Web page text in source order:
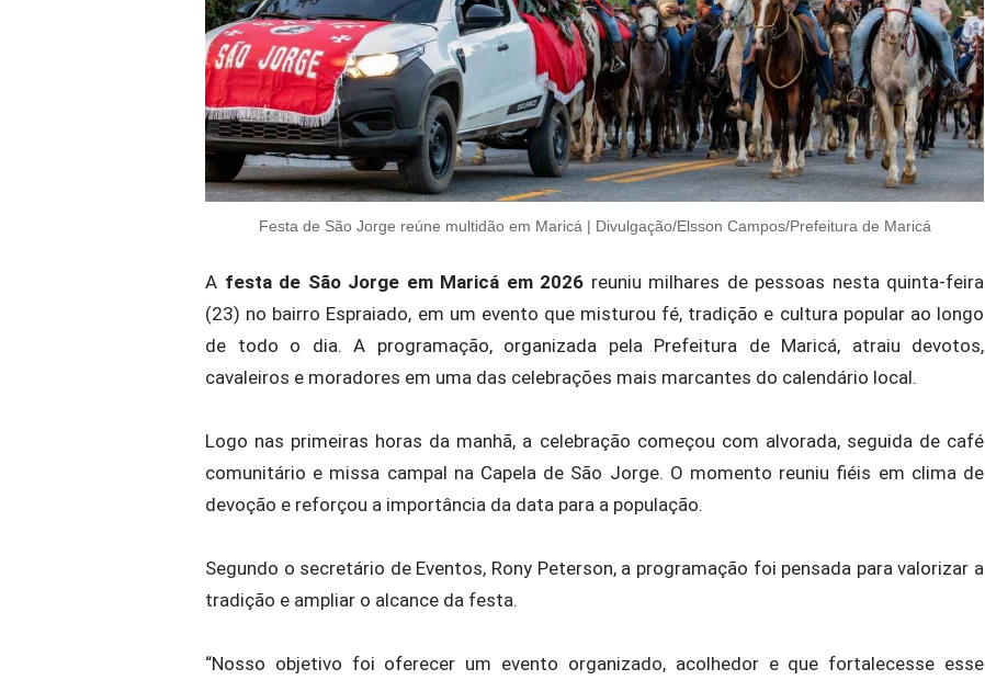
Festa de São Jorge reúne multidão em Maricá | Divulgação/Elsson Campos/Prefeitura de Maricá
A festa de São Jorge em Maricá em 2026 reuniu milhares de pessoas nesta quinta-feira
(23) no bairro Espraiado, em um evento que misturou fé, tradição e cultura popular ao longo
de todo o dia. A programação, organizada pela Prefeitura de Maricá, atraiu devotos,
cavaleiros e moradores em uma das celebrações mais marcantes do calendário local.
Logo nas primeiras horas da manhã, a celebração começou com alvorada, seguida de café
comunitário e missa campal na Capela de São Jorge. O momento reuniu fiéis em clima de
devoção e reforçou a importância da data para a população.
Segundo o secretário de Eventos, Rony Peterson, a programação foi pensada para valorizar a
tradição e ampliar o alcance da festa.
“Nosso objetivo foi oferecer um evento organizado, acolhedor e que fortalecesse esse